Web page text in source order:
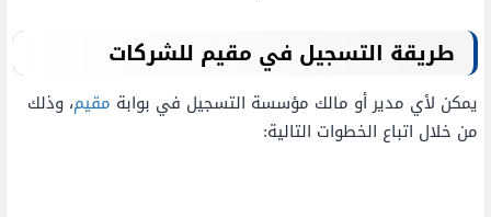
طريقة التسجيل في مقيم للشركات
يمكن لأي مدير أو مالك مؤسسة التسجيل في بوابة مقيم، وذلك
من خلال اتباع الخطوات التالية: